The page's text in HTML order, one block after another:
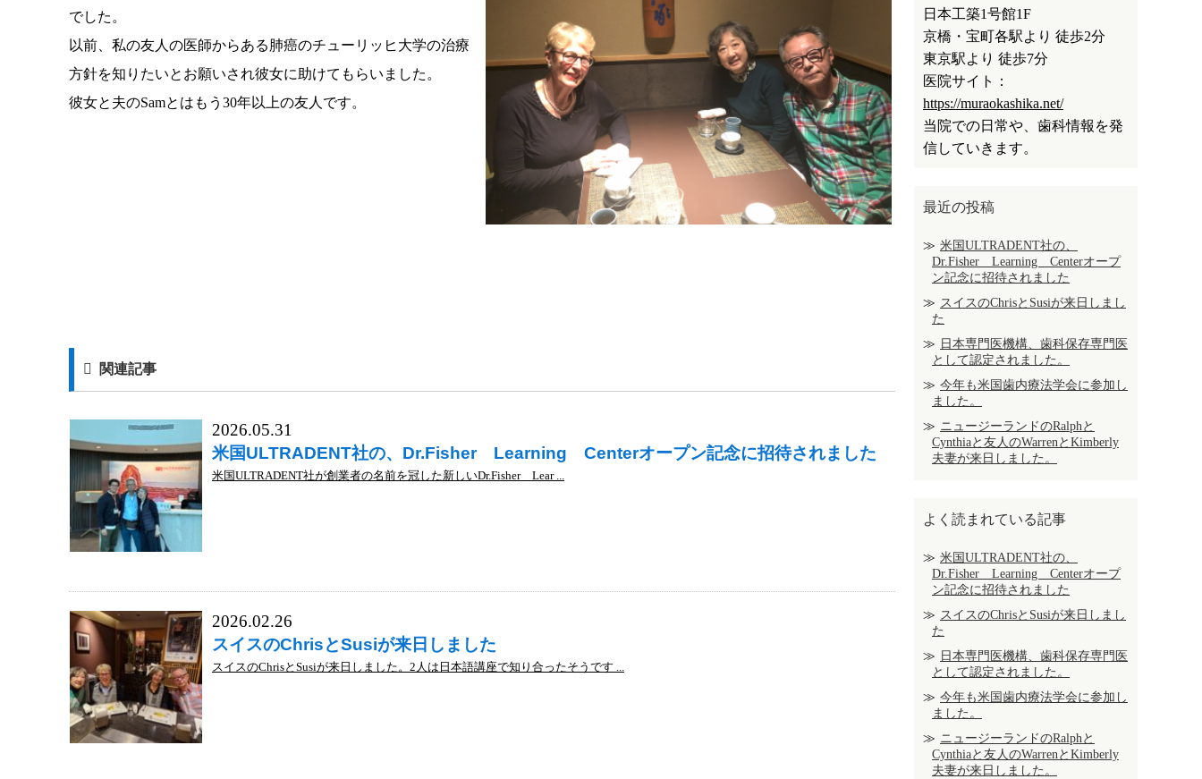
でした。
以前、私の友人の医師からある肺癌のチューリッヒ大学の治療
方針を知りたいとお願いされ彼女に助けてもらいました。
彼女と夫のSamとはもう30年以上の友人です。
関連記事
2026.05.31
米国ULTRADENT社の、Dr.Fisher Learning Centerオープン記念に招待されました
米国ULTRADENT社が創業者の名前を冠した新しいDr.Fisher Lear ...
2026.02.26
スイスのChrisとSusiが来日しました
スイスのChrisとSusiが来日しました。2人は日本語講座で知り合ったそうです ...
日本工築1号館1F
京橋・宝町各駅より 徒歩2分
東京駅より 徒歩7分
医院サイト：
https://muraokashika.net/
当院での日常や、歯科情報を発
信していきます。
最近の投稿
米国ULTRADENT社の、
Dr.Fisher Learning Centerオープ
ン記念に招待されました
スイスのChrisとSusiが来日しまし
た
日本専門医機構、歯科保存専門医
として認定されました。
今年も米国歯内療法学会に参加し
ました。
ニュージーランドのRalphと
Cynthiaと友人のWarrenとKimberly
夫妻が来日しました。
よく読まれている記事
米国ULTRADENT社の、
Dr.Fisher Learning Centerオープ
ン記念に招待されました
スイスのChrisとSusiが来日しまし
た
日本専門医機構、歯科保存専門医
として認定されました。
今年も米国歯内療法学会に参加し
ました。
ニュージーランドのRalphと
Cynthiaと友人のWarrenとKimberly
夫妻が来日しました。